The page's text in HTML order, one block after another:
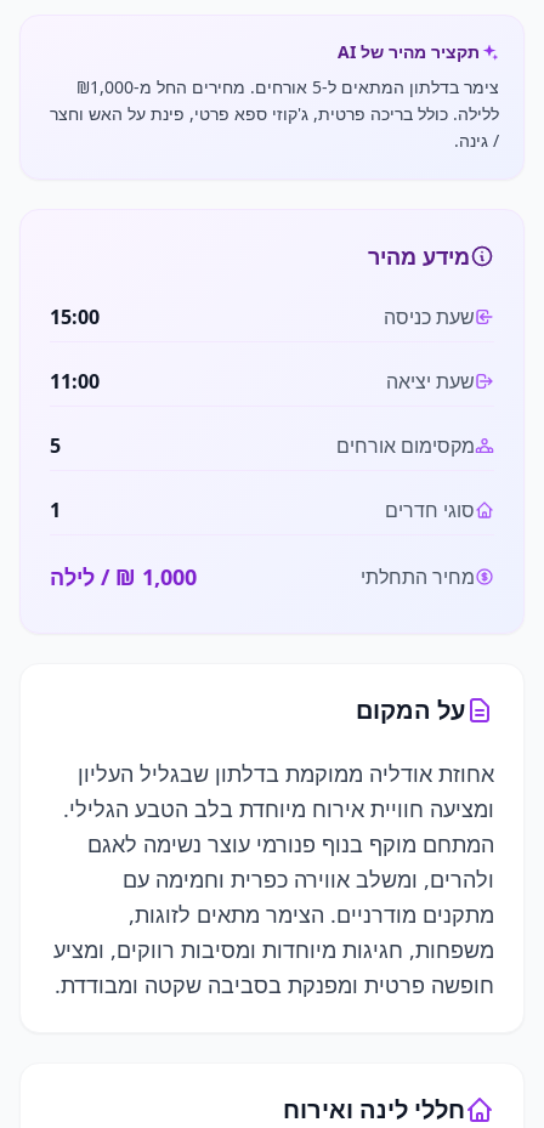
תקציר מהיר של AI
צימר בדלתון המתאים ל-5 אורחים. מחירים החל מ-₪1,000
ללילה. כולל בריכה פרטית, ג'קוזי ספא פרטי, פינת על האש וחצר
/ גינה.
מידע מהיר
שעת כניסה 15:00
שעת יציאה 11:00
מקסימום אורחים 5
סוגי חדרים 1
מחיר התחלתי / לילה
על המקום
אחוזת אודליה ממוקמת בדלתון שבגליל העליון
ומציעה חוויית אירוח מיוחדת בלב הטבע הגלילי.
המתחם מוקף בנוף פנורמי עוצר נשימה לאגם
ולהרים, ומשלב אווירה כפרית וחמימה עם
מתקנים מודרניים. הצימר מתאים לזוגות,
משפחות, חגיגות מיוחדות ומסיבות רווקים, ומציע
חופשה פרטית ומפנקת בסביבה שקטה ומבודדת.
חללי לינה ואירוח